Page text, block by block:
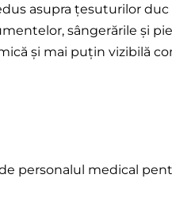
asupra țesuturilor
sângerările și
și mai puțin vizibilă
personalul medical